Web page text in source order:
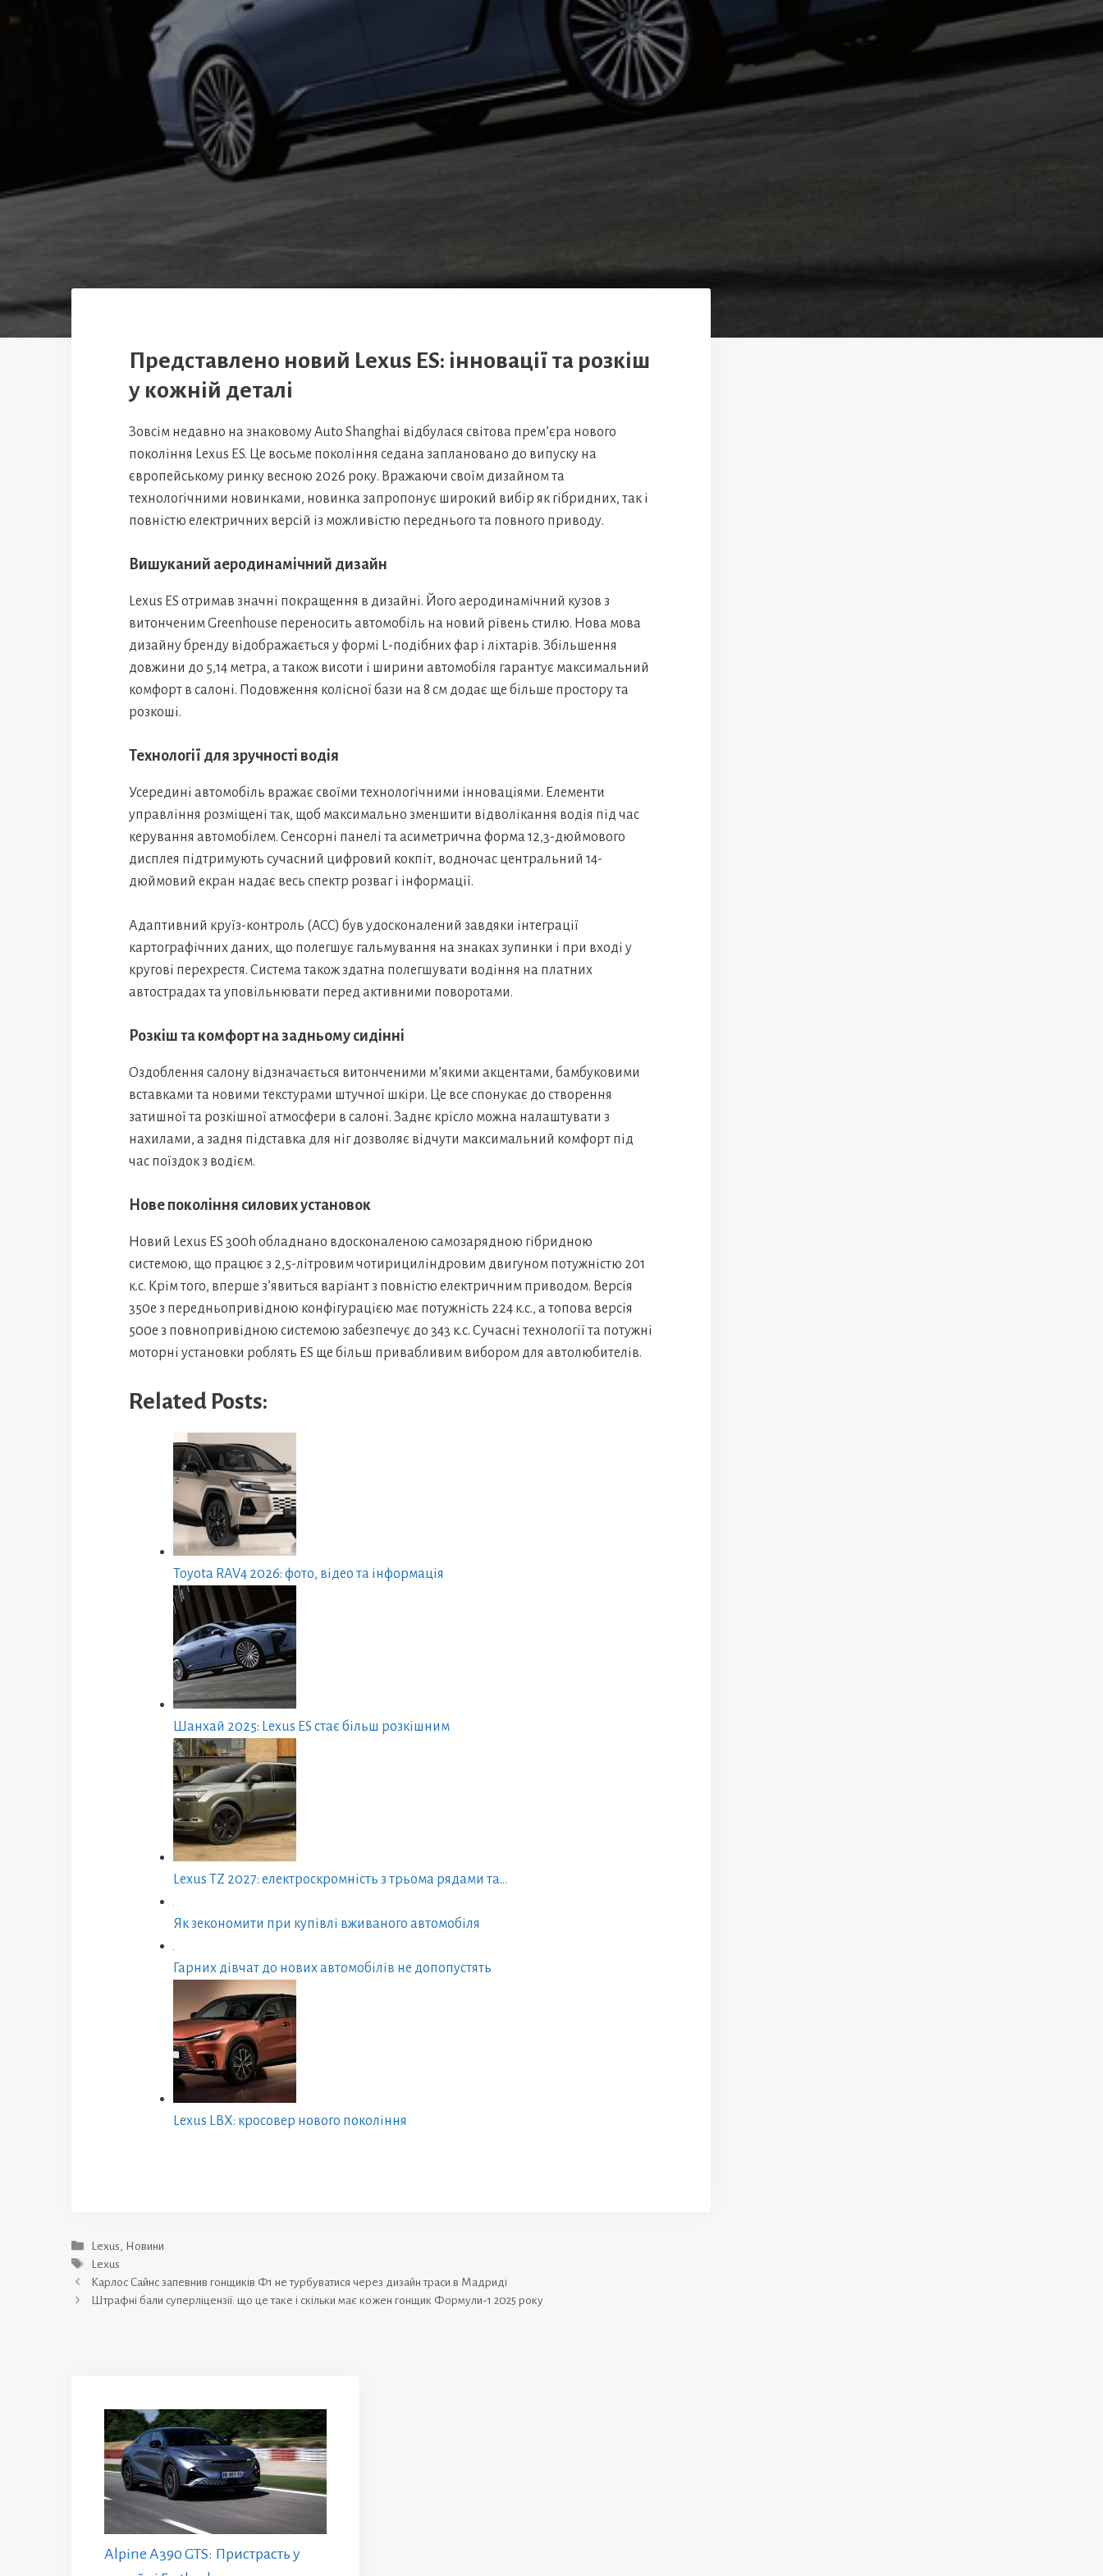
Представлено новий Lexus ES: інновації та розкіш
у кожній деталі
Зовсім недавно на знаковому Auto Shanghai відбулася світова прем’єра нового
покоління Lexus ES. Це восьме покоління седана заплановано до випуску на
європейському ринку весною 2026 року. Вражаючи своїм дизайном та
технологічними новинками, новинка запропонує широкий вибір як гібридних, так і
повністю електричних версій із можливістю переднього та повного приводу.
Вишуканий аеродинамічний дизайн
Lexus ES отримав значні покращення в дизайні. Його аеродинамічний кузов з
витонченим Greenhouse переносить автомобіль на новий рівень стилю. Нова мова
дизайну бренду відображається у формі L-подібних фар і ліхтарів. Збільшення
довжини до 5,14 метра, а також висоти і ширини автомобіля гарантує максимальний
комфорт в салоні. Подовження колісної бази на 8 см додає ще більше простору та
розкоші.
Технології для зручності водія
Усередині автомобіль вражає своїми технологічними інноваціями. Елементи
управління розміщені так, щоб максимально зменшити відволікання водія під час
керування автомобілем. Сенсорні панелі та асиметрична форма 12,3-дюймового
дисплея підтримують сучасний цифровий кокпіт, водночас центральний 14-
дюймовий екран надає весь спектр розваг і інформації.
Адаптивний круїз-контроль (ACC) був удосконалений завдяки інтеграції
картографічних даних, що полегшує гальмування на знаках зупинки і при вході у
кругові перехрестя. Система також здатна полегшувати водіння на платних
автострадах та уповільнювати перед активними поворотами.
Розкіш та комфорт на задньому сидінні
Оздоблення салону відзначається витонченими м’якими акцентами, бамбуковими
вставками та новими текстурами штучної шкіри. Це все спонукає до створення
затишної та розкішної атмосфери в салоні. Заднє крісло можна налаштувати з
нахилами, а задня підставка для ніг дозволяє відчути максимальний комфорт під
час поїздок з водієм.
Нове покоління силових установок
Новий Lexus ES 300h обладнано вдосконаленою самозарядною гібридною
системою, що працює з 2,5-літровим чотирициліндровим двигуном потужністю 201
к.с. Крім того, вперше з’явиться варіант з повністю електричним приводом. Версія
350e з передньопривідною конфігурацією має потужність 224 к.с., а топова версія
500e з повнопривідною системою забезпечує до 343 к.с. Сучасні технології та потужні
моторні установки роблять ES ще більш привабливим вибором для автолюбителів.
Related Posts:
Toyota RAV4 2026: фото, відео та інформація
Шанхай 2025: Lexus ES стає більш розкішним
Lexus TZ 2027: електроскромність з трьома рядами та…
Як зекономити при купівлі вживаного автомобіля
Гарних дівчат до нових автомобілів не допопустять
Lexus LBX: кросовер нового покоління
Категорії
Lexus
Новини
Позначки
Lexus
Карлос Сайнс запевнив гонщиків Ф1 не турбуватися через дизайн траси в Мадриді
Штрафні бали суперліцензії: що це таке і скільки має кожен гонщик Формули-1 2025 року
Alpine A390 GTS: Пристрасть у